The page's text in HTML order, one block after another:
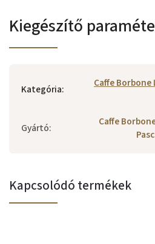
Kiegészítő
Kategória:
Caffe
Gyártó:
Caffe
Kapcsolódó termékek